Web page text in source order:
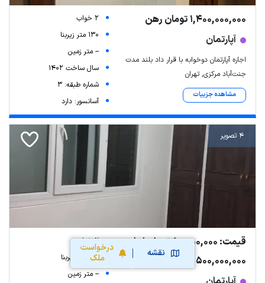
نقشه
درخواست
ملک
1,400,000,000 تومان رهن
آپارتمان
اجاره آپارتمان دوخوابه با قرار داد بلند مدت
جنت‌آباد مرکزی, تهران
مشاهده جزییات
2 خواب
130 متر زیربنا
-- متر زمین
سال ساخت 1402
شماره طبقه: 3
آسانسور: دارد
4 تصویر
قیمت: 50,000,000 تومان اجاره
500,000,000 تومان رهن
2 خواب
120 متر زیربنا
-- متر زمین